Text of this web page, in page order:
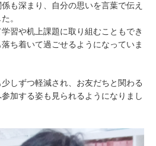
も深まり、自分の思いを言葉で伝え
。
習や机上課題に取り組むこともでき
ち着いて過ごせるようになっていま
しずつ軽減され、お友だちと関わる
加する姿も見られるようになりまし